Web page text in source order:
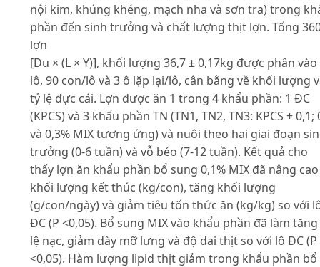
nội kim, khúng khéng, mạch nha và sơn tra) trong
phần đến sinh trưởng và chất lượng thịt lợn. Tổng
lợn
[Du × (L × Y)], khối lượng 36,7 ± 0,17kg được phân vào
lô, 90 con/lô và 3 ô lặp lại/lô, cân bằng về khối lượng
tỷ lệ đực cái. Lợn được ăn 1 trong 4 khẩu phần: 1 ĐC
(KPCS) và 3 khẩu phần TN (TN1, TN2, TN3: KPCS + 0,1;
và 0,3% MIX tương ứng) và nuôi theo hai giai đoạn
trưởng (0-6 tuần) và vỗ béo (7-12 tuần). Kết quả cho
thấy lợn ăn khẩu phần bổ sung 0,1% MIX đã nâng cao
khối lượng kết thúc (kg/con), tăng khối lượng
(g/con/ngày) và giảm tiêu tốn thức ăn (kg/kg) so với
ĐC (P <0,05). Bổ sung MIX vào khẩu phần đã làm
lệ nạc, giảm dày mỡ lưng và độ dai thịt so với lô ĐC (P
<0,05). Hàm lượng lipid thịt giảm trong khẩu phần bổ